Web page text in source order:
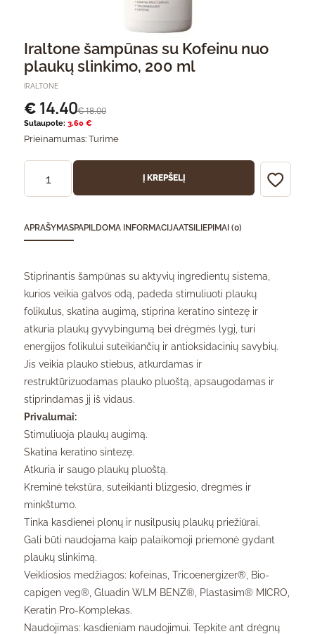
Iraltone šampūnas su Kofeinu nuo
plaukų slinkimo, 200 ml
IRALTONE
€ 14.40€18.00
Sutaupote: 3.60 €
Prieinamumas: Turime
Į KREPŠELĮ
APRAŠYMASPAPILDOMA INFORMACIJAATSILIEPIMAI (0)
Stiprinantis šampūnas su aktyvių ingredientų sistema,
kurios veikia galvos odą, padeda stimuliuoti plaukų
folikulus, skatina augimą, stiprina keratino sintezę ir
atkuria plaukų gyvybingumą bei drėgmės lygį, turi
energijos folikului suteikiančių ir antioksidacinių savybių.
Jis veikia plauko stiebus, atkurdamas ir
restruktūrizuodamas plauko pluoštą, apsaugodamas ir
stiprindamas jį iš vidaus.
Privalumai:
Stimuliuoja plaukų augimą.
Skatina keratino sintezę.
Atkuria ir saugo plaukų pluoštą.
Kreminė tekstūra, suteikianti blizgesio, drėgmės ir
minkštumo.
Tinka kasdienei plonų ir nusilpusių plaukų priežiūrai.
Gali būti naudojama kaip palaikomoji priemonė gydant
plaukų slinkimą.
Veikliosios medžiagos: kofeinas, Tricoenergizer®, Bio-
capigen veg®, Gluadin WLM BENZ®, Plastasim® MICRO,
Keratin Pro-Komplekas.
Naudojimas: kasdieniam naudojimui. Tepkite ant drėgnų